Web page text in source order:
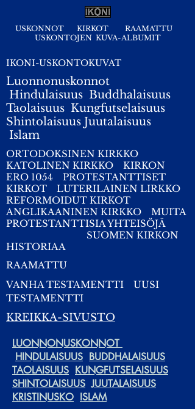
USKONNOT KIRKOT
RAAMATTU
USKONTOJEN KUVA-ALBUMIT
IKONI-USKONTOKUVAT
Luonnonuskonnot
Hindulaisuus Buddhalaisuus
Taolaisuus Kungfutselaisuus
Shintolaisuus Juutalaisuus
Islam
ORTODOKSINEN KIRKKO
KATOLINEN KIRKKO
KIRKON
ERO 1054
PROTESTANTTISET
KIRKOT
LUTERILAINEN LIRKKO
REFORMOIDUT KIRKOT
ANGLIKAANINEN KIRKKO
MUITA
PROTESTANTTISIA YHTEISÖJÄ
SUOMEN KIRKON
HISTORIAA
RAAMATTU
VANHA TESTAMENTTI
UUSI
TESTAMENTTI
KREIKKA-SIVUSTO
LUONNONUSKONNOT
HINDULAISUUS BUDDHALAISUUS
TAOLAISUUS KUNGFUTSELAISUUS
SHINTOLAISUUS JUUTALAISUUS
KRISTINUSKO ISLAM